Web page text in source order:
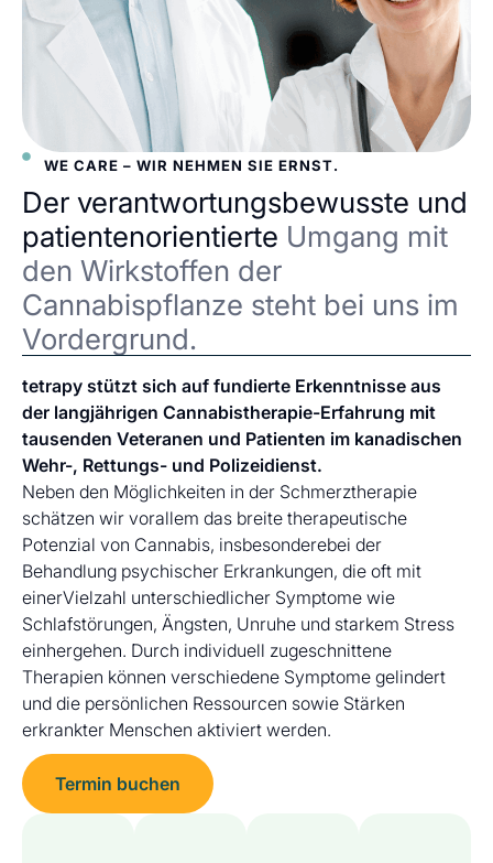
WE CARE – WIR NEHMEN SIE ERNST.
Der verantwortungsbewusste und
patientenorientierte Umgang mit
den Wirkstoffen der
Cannabispflanze steht bei uns im
Vordergrund.
tetrapy stützt sich auf fundierte Erkenntnisse aus
der langjährigen Cannabistherapie-Erfahrung mit
tausenden Veteranen und Patienten im kanadischen
Wehr-, Rettungs- und Polizeidienst.
Neben den Möglichkeiten in der Schmerztherapie
schätzen wir vorallem das breite therapeutische
Potenzial von Cannabis, insbesonderebei der
Behandlung psychischer Erkrankungen, die oft mit
einerVielzahl unterschiedlicher Symptome wie
Schlafstörungen, Ängsten, Unruhe und starkem Stress
einhergehen. Durch individuell zugeschnittene
Therapien können verschiedene Symptome gelindert
und die persönlichen Ressourcen sowie Stärken
erkrankter Menschen aktiviert werden.
Termin buchen